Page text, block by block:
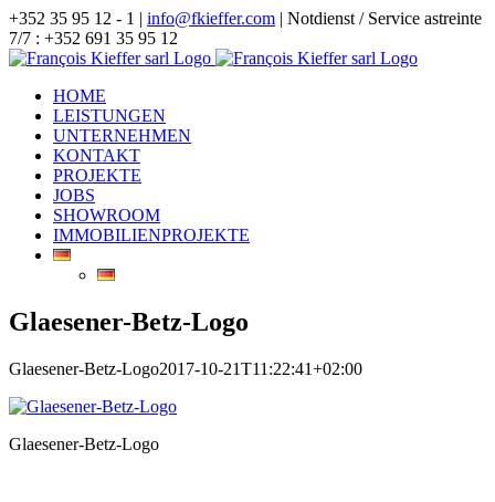
Zum
Inhalt
springen
+352 35 95 12 - 1 | info@fkieffer.com | Notdienst / Service astreinte
7/7 : +352 691 35 95 12
HOME
LEISTUNGEN
UNTERNEHMEN
KONTAKT
PROJEKTE
JOBS
SHOWROOM
IMMOBILIENPROJEKTE
Glaesener-Betz-Logo
Glaesener-Betz-Logo2017-10-21T11:22:41+02:00
Glaesener-Betz-Logo